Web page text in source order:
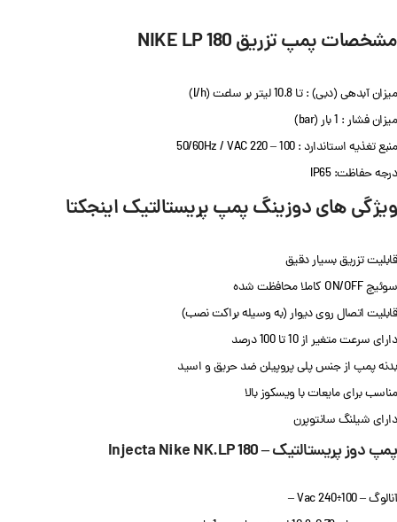
مشخصات پمپ تزریق NIKE LP 180
میزان آبدهی (دبی) : تا 10.8 لیتر بر ساعت (l/h)
میزان فشار : 1 بار (bar)
منبع تغذیه استاندارد : 100 – 220 50/60Hz / VAC
درجه حفاظت: IP65
ویژگی های دوزینگ پمپ پریستالتیک اینجکتا
قابلیت تزریق بسیار دقیق
سوئیچ ON/OFF کاملا محافظت شده
قابلیت اتصال روی دیوار (به وسیله براکت نصب)
دارای سرعت متغیر از 10 تا 100 درصد
بدنه پمپ از جنس پلی پروپیلن ضد حریق و اسید
مناسب برای مایعات با ویسکوز بالا
دارای شیلنگ سانتوپرن
پمپ دوز پریستالتیک – Injecta Nike NK.LP 180
آنالوگ – 100÷240 Vac –